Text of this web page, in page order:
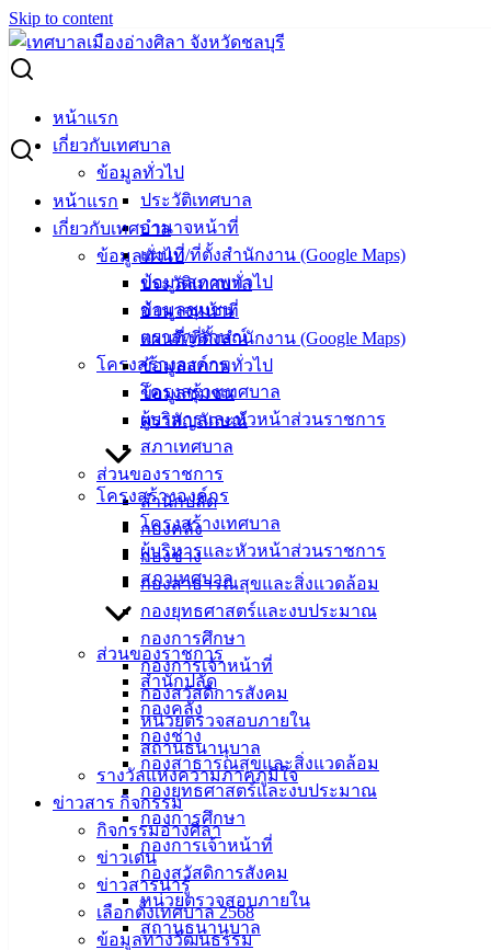
Skip to content
หน้าแรก
เกี่ยวกับเทศบาล
ข้อมูลทั่วไป
ประวัติเทศบาล
อำนาจหน้าที่
แผนที่/ที่ตั้งสำนักงาน (Google Maps)
ข้อมูลสภาพทั่วไป
ข้อมูลชุมชน
ตราสัญลักษณ์
โครงสร้างองค์กร
โครงสร้างเทศบาล
ผู้บริหารและหัวหน้าส่วนราชการ
สภาเทศบาล
ส่วนของราชการ
สำนักปลัด
กองคลัง
กองช่าง
กองสาธารณสุขและสิ่งแวดล้อม
กองยุทธศาสตร์และงบประมาณ
กองการศึกษา
กองการเจ้าหน้าที่
กองสวัสดิการสังคม
หน่วยตรวจสอบภายใน
สถานธนานุบาล
รางวัลแห่งความภาคภูมิใจ
ข่าวสาร กิจกรรม
กิจกรรมอ่างศิลา
ข่าวเด่น
ข่าวสารน่ารู้
เลือกตั้งเทศบาล 2568
ข้อมูลทางวัฒนธรรม
หน้าแรก
เกี่ยวกับเทศบาล
ข้อมูลทั่วไป
ประวัติเทศบาล
อำนาจหน้าที่
แผนที่/ที่ตั้งสำนักงาน (Google Maps)
ข้อมูลสภาพทั่วไป
ข้อมูลชุมชน
ตราสัญลักษณ์
โครงสร้างองค์กร
โครงสร้างเทศบาล
ผู้บริหารและหัวหน้าส่วนราชการ
สภาเทศบาล
ส่วนของราชการ
สำนักปลัด
กองคลัง
กองช่าง
กองสาธารณสุขและสิ่งแวดล้อม
กองยุทธศาสตร์และงบประมาณ
กองการศึกษา
กองการเจ้าหน้าที่
กองสวัสดิการสังคม
หน่วยตรวจสอบภายใน
สถานธนานุบาล
Search for:
ประกาศเทศบาลเมืองอ่างศิลา เรื่อง ประกาศผู้ชนะการเสนอ
ราคา ซื้อวัสดุคอมพิวเตอร์ โดยวิธีเฉพาะเจาะจง
ประกาศเทศบาลเมืองอ่างศิลา เรื่อง
ประกาศผู้ชนะการเสนอราคา ซื้อวัสดุ
คอมพิวเตอร์ โดยวิธีเฉพาะเจาะจง
เมษายน 5, 2022เมษายน 19, 2022 vichakarn
ประกาศผู้ชนะ
BRN3C2AF47058F9_20220405_152453_015529
เมืองอ่าง
เทศบาลเมือง
อ.เมือง จ.ชลบุรี
ติดต่อ :038-
142-100-104
บริการ
ประชาชน